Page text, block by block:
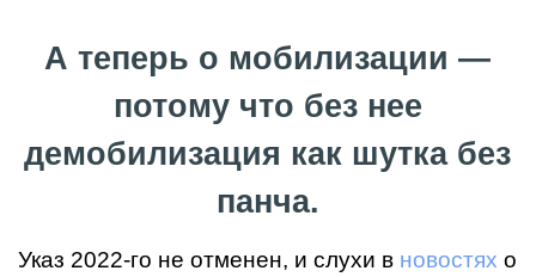
А теперь о мобилизации —
потому что без нее
демобилизация как шутка без
панча.
Указ 2022-го не отменен, и слухи в новостях о